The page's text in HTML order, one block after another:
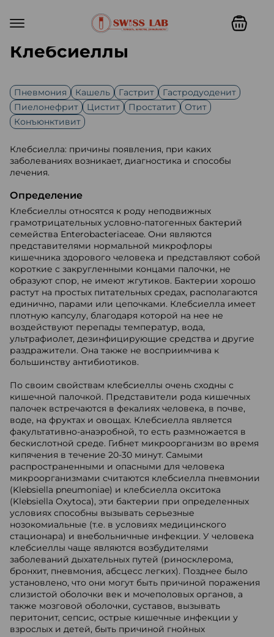
Клебсиеллы
Пневмония Кашель Гастрит
Гастродуоденит
Пиелонефрит
Цистит Простатит
Отит
Конъюнктивит
Клебсиелла: причины появления, при каких
заболеваниях возникает, диагностика и способы
лечения.
Определение
Клебсиеллы относятся к роду неподвижных
грамотрицательных условно-патогенных бактерий
семейства Enterobacteriaceae. Они являются
представителями нормальной микрофлоры
кишечника здорового человека и представляют собой
короткие с закругленными концами палочки, не
образуют спор, не имеют жгутиков. Бактерии хорошо
растут на простых питательных средах, располагаются
единично, парами или цепочками. Клебсиелла имеет
плотную капсулу, благодаря которой на нее не
воздействуют перепады температур, вода,
ультрафиолет, дезинфицирующие средства и другие
раздражители. Она также не восприимчива к
большинству антибиотиков.
По своим свойствам клебсиеллы очень сходны с
кишечной палочкой. Представители рода кишечных
палочек встречаются в фекалиях человека, в почве,
воде, на фруктах и овощах. Клебсиелла является
факультативно-анаэробной, то есть размножается в
бескислотной среде. Гибнет микроорганизм во время
кипячения в течение 20-30 минут. Самыми
распространенными и опасными для человека
микроорганизмами считаются клебсиелла пневмонии
(Klebsiella pneumoniae) и клебсиелла окситока
(Klebsiella Oxytoca), эти бактерии при определенных
условиях способны вызывать серьезные
нозокомиальные (т.е. в условиях медицинского
стационара) и внебольничные инфекции. У человека
клебсиеллы чаще являются возбудителями
заболеваний дыхательных путей (риносклерома,
бронхит, пневмония, абсцесс легких). Позднее было
установлено, что они могут быть причиной поражения
слизистой оболочки век и мочеполовых органов, а
также мозговой оболочки, суставов, вызывать
перитонит, сепсис, острые кишечные инфекции у
взрослых и детей, быть причиной гнойных